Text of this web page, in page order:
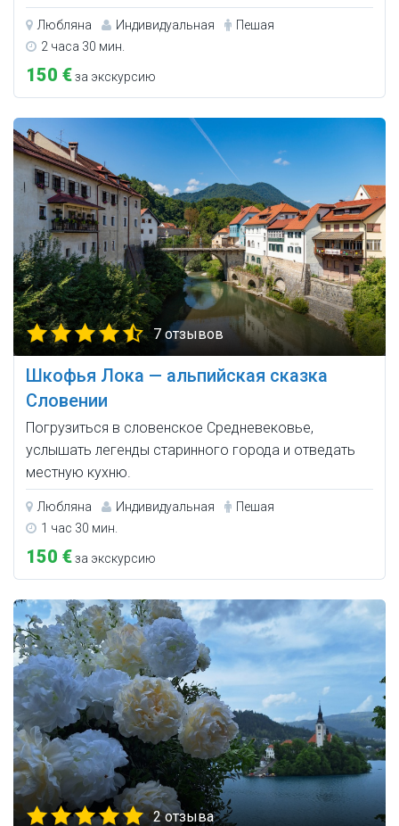
Любляна Индивидуальная
Пешая
2 часа 30 мин.
150 €за экскурсию
7 отзывов
Шкофья Лока — альпийская сказка
Словении
Погрузиться в словенское Средневековье,
услышать легенды старинного города и отведать
местную кухню.
Любляна Индивидуальная
Пешая
1 час 30 мин.
150 €за экскурсию
2 отзыва